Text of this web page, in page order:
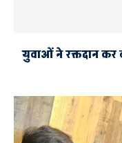
युवाओं ने रक्तदान कर